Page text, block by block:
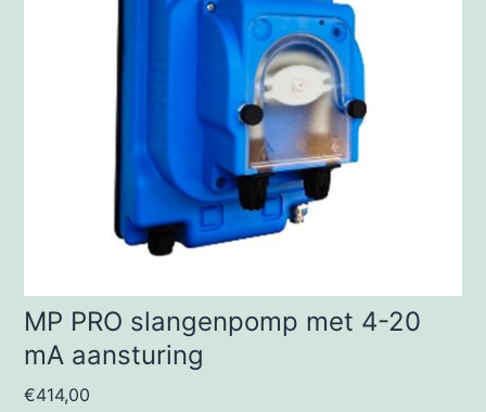
MP PRO slangenpomp met 4-20
mA aansturing
€414,00